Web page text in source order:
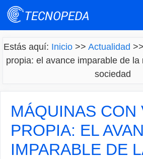
Saltar
Estás aquí: Inicio >> Actualidad >>
propia: el avance imparable de
sociedad
MÁQUINAS CON
PROPIA: EL
IMPARABLE DE